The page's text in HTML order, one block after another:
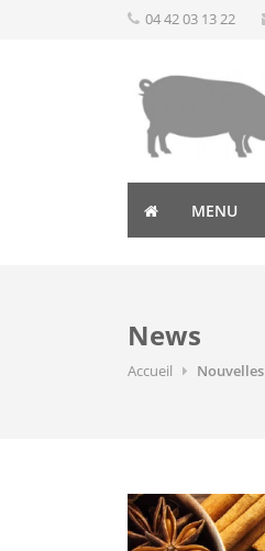
04 42 03 13 22
MENU
News
Accueil Nouvelles